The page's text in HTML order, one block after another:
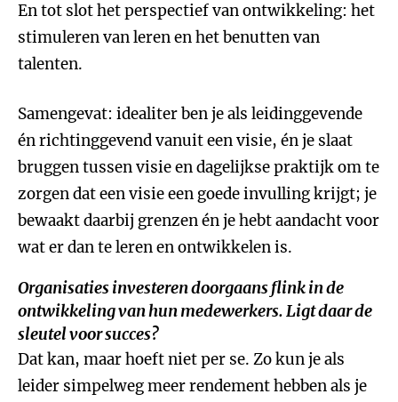
En tot slot het perspectief van ontwikkeling: het
stimuleren van leren en het benutten van
talenten.
Samengevat: idealiter ben je als leidinggevende
én richtinggevend vanuit een visie, én je slaat
bruggen tussen visie en dagelijkse praktijk om te
zorgen dat een visie een goede invulling krijgt; je
bewaakt daarbij grenzen én je hebt aandacht voor
wat er dan te leren en ontwikkelen is.
Organisaties investeren doorgaans flink in de
ontwikkeling van hun medewerkers. Ligt daar de
sleutel voor succes?
Dat kan, maar hoeft niet per se. Zo kun je als
leider simpelweg meer rendement hebben als je